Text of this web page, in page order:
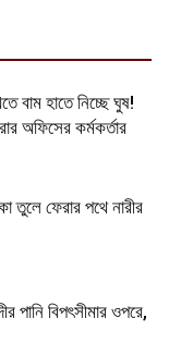
বাম হাতে নিচ্ছে ঘুষ!
অফিসের কর্মকর্তার
তুলে ফেরার পথে নারীর
পানি বিপৎসীমার ওপরে,